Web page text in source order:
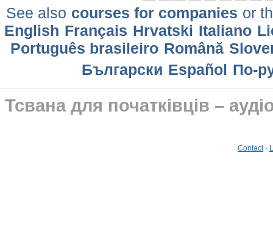
See also courses for companies or
English Français Hrvatski Italiano
Português brasileiro Română
Български Еspañol По-
Тсвана для початківців –
Contact-